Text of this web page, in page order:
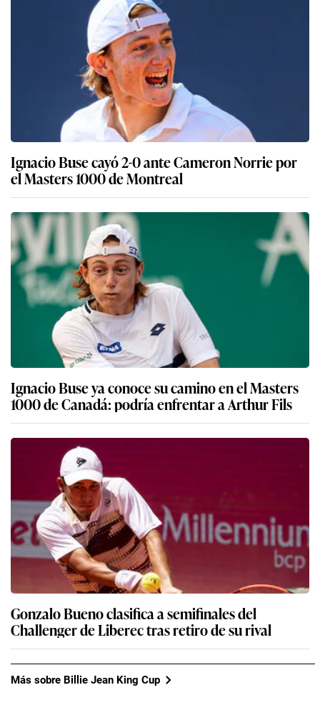
Ignacio Buse cayó 2-0 ante Cameron Norrie por
el Masters 1000 de Montreal
Ignacio Buse ya conoce su camino en el Masters
1000 de Canadá: podría enfrentar a Arthur Fils
Gonzalo Bueno clasifica a semifinales del
Challenger de Liberec tras retiro de su rival
Más sobre Billie Jean King Cup